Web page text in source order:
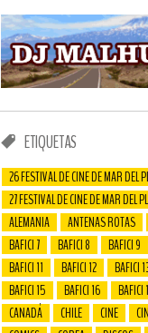
ETIQUETAS
26 FESTIVAL DE CINE DE MAR DEL
27 FESTIVAL DE CINE DE MAR DEL
ALEMANIA
ANTENAS ROTAS
BAFICI 7
BAFICI 8 BAFICI 9
BAFICI 11
BAFICI 12 BAFICI
BAFICI 15
BAFICI 16 BAFICI
CANADÁ
CHILE CINE